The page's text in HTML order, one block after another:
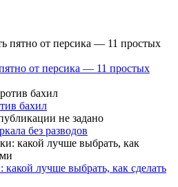
от персика — 11 простых
бахил
без разводов
лучше выбрать, как сделать